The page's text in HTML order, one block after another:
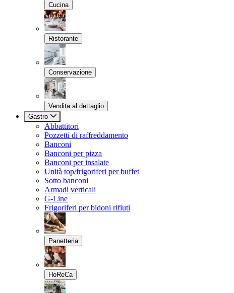
Cucina
Ristorante
Conservazione
Vendita al dettaglio
Gastro
Abbattitori
Pozzetti di raffreddamento
Banconi
Banconi per pizza
Banconi per insalate
Unità top/frigoriferi per buffet
Sotto banconi
Armadi verticali
G-Line
Frigoriferi per bidoni rifiuti
Panetteria
HoReCa